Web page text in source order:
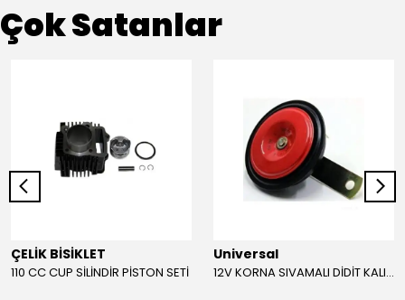
Çok Satanlar
ÇELİK BİSİKLET
110 CC CUP SİLİNDİR PİSTON SETİ
Universal
12V KORNA SIVAMALI DİDİT KALIN SESLİ (KIRMIZI)